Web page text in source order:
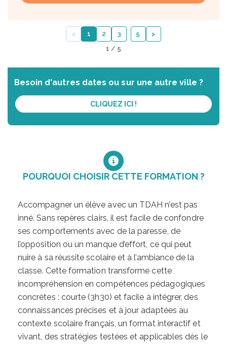
‹ 1 2 3 5 ›
1 / 5
Besoin d'autres dates ou sur une autre ville ?
CLIQUEZ ICI !
POURQUOI CHOISIR CETTE FORMATION ?
Accompagner un élève avec un TDAH n’est pas
inné. Sans repères clairs, il est facile de confondre
ses comportements avec de la paresse, de
l’opposition ou un manque d’effort, ce qui peut
nuire à sa réussite scolaire et à l’ambiance de la
classe. Cette formation transforme cette
incompréhension en compétences pédagogiques
concrètes : courte (3h30) et facile à intégrer, des
connaissances précises et à jour adaptées au
contexte scolaire français, un format interactif et
vivant, des stratégies testées et applicables dès le